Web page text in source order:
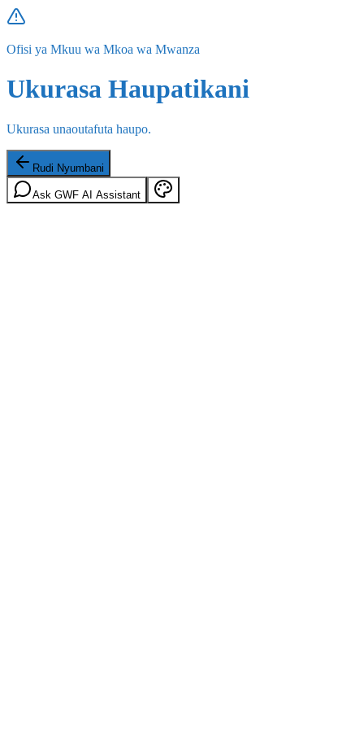
Ofisi ya Mkuu wa Mkoa wa Mwanza
Ukurasa Haupatikani
Ukurasa unaoutafuta haupo.
Rudi Nyumbani
Ask GWF AI Assistant